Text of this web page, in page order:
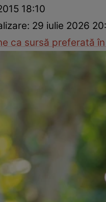
18:10
29 iulie 2026
ca sursă preferată în